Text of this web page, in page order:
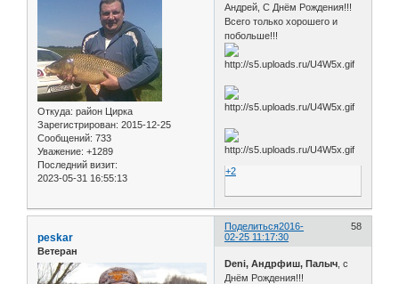
Откуда: район Цирка
Зарегистрирован: 2015-12-25
Сообщений: 733
Уважение: +1289
Последний визит:
2023-05-31 16:55:13
Андрей, С Днём Рождения!!!
Всего только хорошего и
побольше!!!
+2
Поделиться 58
2016-
02-25 11:17:30
peskar
Ветеран
Deni, Андрфиш, Палыч , с
Днём Рождения!!!